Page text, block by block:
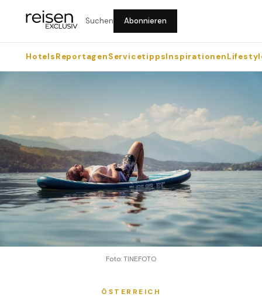
Suchen Abonnieren
HotelsReportagenServicetippsInspirationen
Foto: TINEFOTO
ÖSTERREICH